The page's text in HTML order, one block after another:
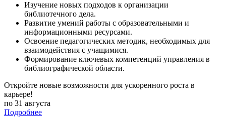
Изучение новых подходов к организации
библиотечного дела.
Развитие умений работы с образовательными и
информационными ресурсами.
Освоение педагогических методик, необходимых для
взаимодействия с учащимися.
Формирование ключевых компетенций управления в
библиографической области.
Откройте новые возможности для ускоренного роста в
карьере!
по 31 августа
Подробнее